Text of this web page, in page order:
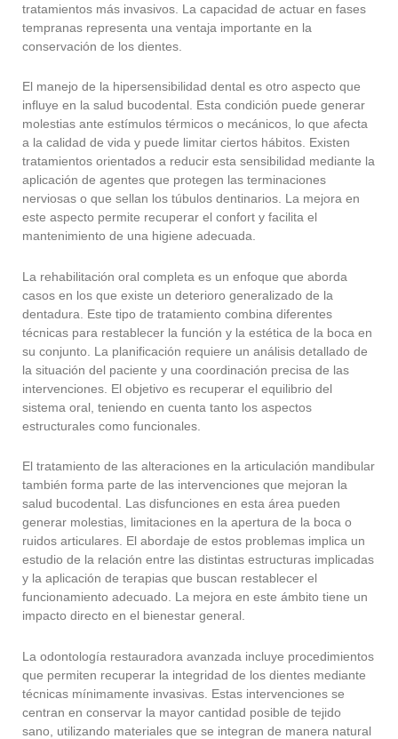
tratamientos más invasivos. La capacidad de actuar en fases
tempranas representa una ventaja importante en la
conservación de los dientes.
El manejo de la hipersensibilidad dental es otro aspecto que
influye en la salud bucodental. Esta condición puede generar
molestias ante estímulos térmicos o mecánicos, lo que afecta
a la calidad de vida y puede limitar ciertos hábitos. Existen
tratamientos orientados a reducir esta sensibilidad mediante la
aplicación de agentes que protegen las terminaciones
nerviosas o que sellan los túbulos dentinarios. La mejora en
este aspecto permite recuperar el confort y facilita el
mantenimiento de una higiene adecuada.
La rehabilitación oral completa es un enfoque que aborda
casos en los que existe un deterioro generalizado de la
dentadura. Este tipo de tratamiento combina diferentes
técnicas para restablecer la función y la estética de la boca en
su conjunto. La planificación requiere un análisis detallado de
la situación del paciente y una coordinación precisa de las
intervenciones. El objetivo es recuperar el equilibrio del
sistema oral, teniendo en cuenta tanto los aspectos
estructurales como funcionales.
El tratamiento de las alteraciones en la articulación mandibular
también forma parte de las intervenciones que mejoran la
salud bucodental. Las disfunciones en esta área pueden
generar molestias, limitaciones en la apertura de la boca o
ruidos articulares. El abordaje de estos problemas implica un
estudio de la relación entre las distintas estructuras implicadas
y la aplicación de terapias que buscan restablecer el
funcionamiento adecuado. La mejora en este ámbito tiene un
impacto directo en el bienestar general.
La odontología restauradora avanzada incluye procedimientos
que permiten recuperar la integridad de los dientes mediante
técnicas mínimamente invasivas. Estas intervenciones se
centran en conservar la mayor cantidad posible de tejido
sano, utilizando materiales que se integran de manera natural